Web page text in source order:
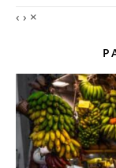
‹ › ×